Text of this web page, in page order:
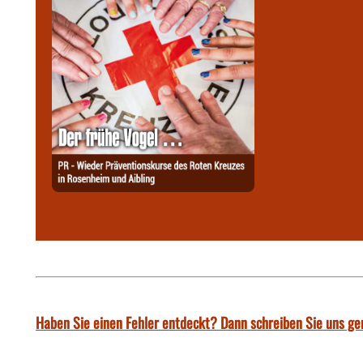
Haben Sie einen Fehler entdeckt? Dann schreiben Sie uns